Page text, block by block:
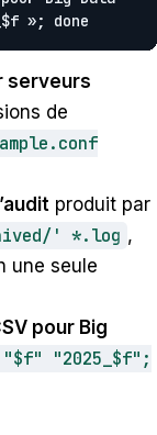
»; done
serveurs
de
produit par
' *.log ,
une seule
pour Big
"2025_$f";